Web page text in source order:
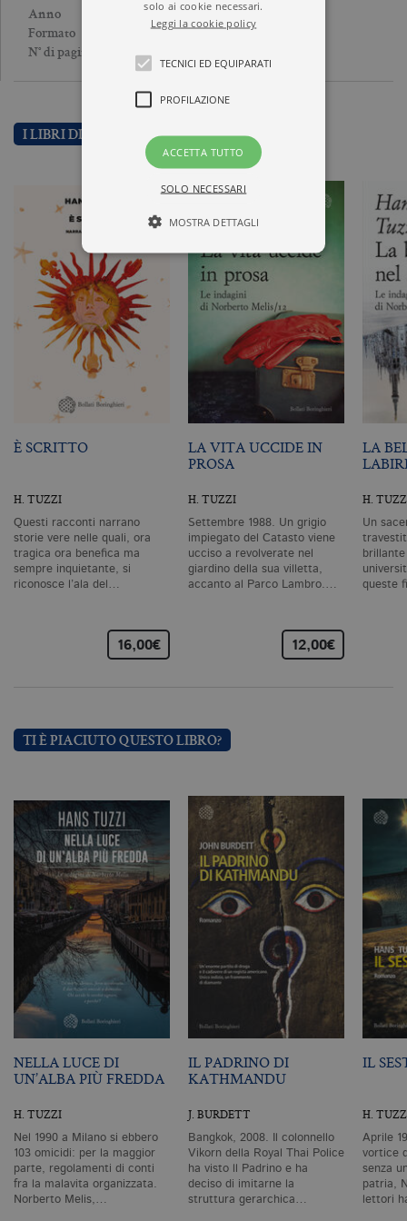
Anno 2024
Formato Brossura
N° di pagine
I LIBRI DI HANS TUZZI
È SCRITTO
H. TUZZI
Questi racconti narrano
storie vere nelle quali, ora
tragica ora benefica ma
sempre inquietante, si
riconosce l’ala del…
16,00€
LA VITA UCCIDE IN
PROSA
H. TUZZI
Settembre 1988. Un grigio
impiegato del Catasto viene
ucciso a revolverate nel
giardino della sua villetta,
accanto al Parco Lambro.…
12,00€
LA
H.
Un
queste
TI È PIACIUTO QUESTO LIBRO?
NELLA LUCE DI
UN’ALBA PIÙ FREDDA
H. TUZZI
Nel 1990 a Milano si ebbero
103 omicidi: per la maggior
parte, regolamenti di conti
fra la malavita organizzata.
Norberto Melis,…
IL PADRINO DI
KATHMANDU
J. BURDETT
Bangkok, 2008. Il colonnello
Vikorn della Royal Thai Police
ha visto ll Padrino e ha
deciso di imitarne la
struttura gerarchica…
IL
H.
Aprile
vortice
senza
patria,
lettori
solo ai cookie necessari.
Leggi la cookie policy
TECNICI ED EQUIPARATI
PROFILAZIONE
ACCETTA TUTTO
SOLO NECESSARI
MOSTRA DETTAGLI
Tecnici ed equiparati
Profilazione
I cookie tecnici sono strettamente
necessari, consentono la funzionalità
degli utenti e la gestione dell'account. Il
sito Web non può essere utilizzato
correttamente senza i cookie
delle condizioni previste dal Garante, i
cookie analitici sono equiparati ai
Nome Dominio Scadenza
CookieScriptConsent
.bollatiboringhieri.it 1 mese